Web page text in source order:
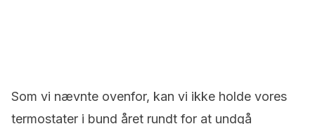
Som vi nævnte ovenfor, kan vi ikke holde vores
termostater i bund året rundt for at undgå